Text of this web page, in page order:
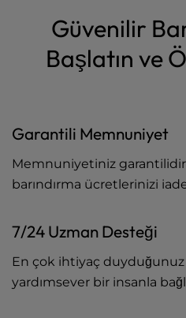
Güvenilir
Başlatın ve
Garantili Memnuniyet
Memnuniyetiniz
barındırma ücretlerinizi
7/24 Uzman Desteği
En çok ihtiyaç
yardımsever bir insanla